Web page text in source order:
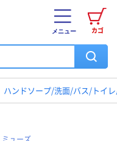
カゴ
メニュー
ハンドソープ/洗面/バス/トイ
ミューズ